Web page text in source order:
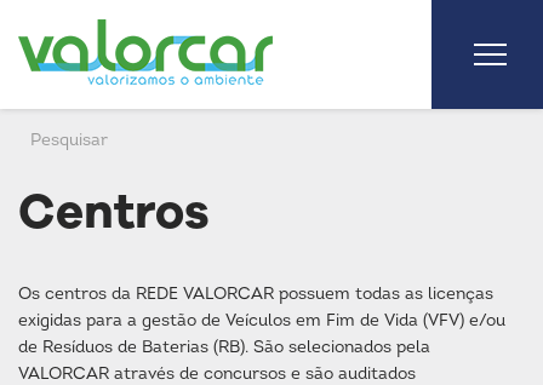
Centros
Os centros da REDE VALORCAR possuem todas as licenças
exigidas para a gestão de Veículos em Fim de Vida (VFV) e/ou
de Resíduos de Baterias (RB). São selecionados pela
VALORCAR através de concursos e são auditados